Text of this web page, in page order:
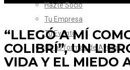
Hazte Socio
Tu Empresa
Tu Evento
Otras formas de Ayudar
“LLEGÓ A MÍ
COLIBRÍ”, UN
VIDA Y EL MIEDO